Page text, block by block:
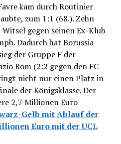
kam durch Routinier
zum 1:1 (68.). Zehn
gegen seinen Ex-Klub
Dadurch hat Borussia
der Gruppe F der
Rom (2:2 gegen den FC
nicht nur einen Platz in
der Königsklasse. Der
2,7 Millionen Euro
Gelb mit Ablauf der
Euro mit der UCL